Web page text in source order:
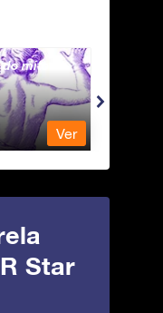
mito
Ver
Star